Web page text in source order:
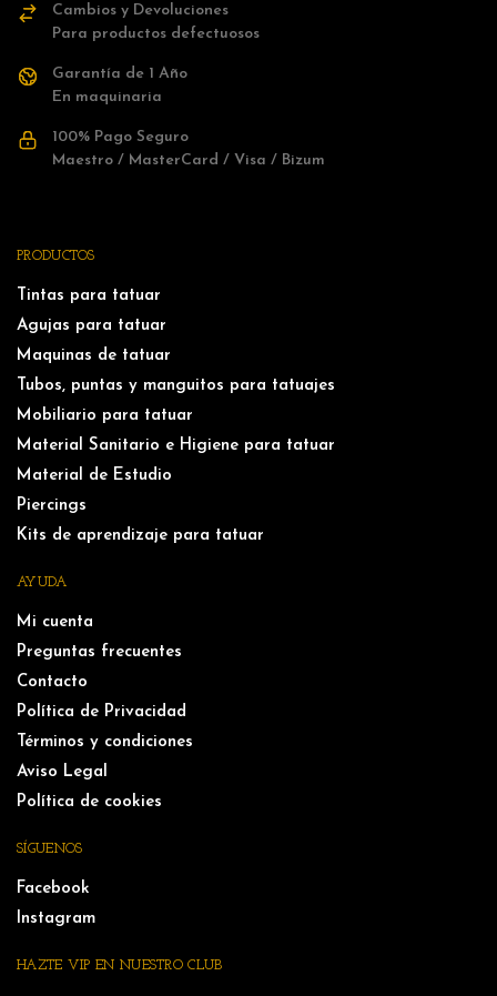
Cambios y Devoluciones
Para productos defectuosos
Garantía de 1 Año
En maquinaria
100% Pago Seguro
Maestro / MasterCard / Visa / Bizum
PRODUCTOS
Tintas para tatuar
Agujas para tatuar
Maquinas de tatuar
Tubos, puntas y manguitos para tatuajes
Mobiliario para tatuar
Material Sanitario e Higiene para tatuar
Material de Estudio
Piercings
Kits de aprendizaje para tatuar
AYUDA
Mi cuenta
Preguntas frecuentes
Contacto
Política de Privacidad
Términos y condiciones
Aviso Legal
Política de cookies
SÍGUENOS
Facebook
Instagram
HAZTE VIP EN NUESTRO CLUB